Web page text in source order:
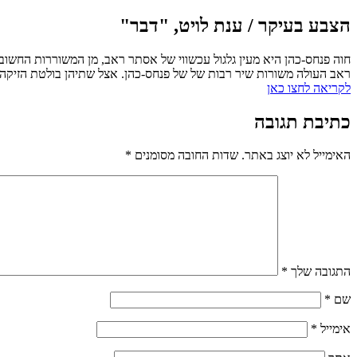
הצבע בעיקר / ענת לויט, "דבר"
חוה פנחס-כהן היא מעין גלגול עכשווי של אסתר ראב, מן המשוררות
ראב העולה משורות שיר רבות של של פנחס-כהן. אצל שתיהן בולטת
לקריאה לחצו כאן
כתיבת תגובה
האימייל לא יוצג באתר. שדות החובה מסומנים *
התגובה שלך *
שם *
אימייל *